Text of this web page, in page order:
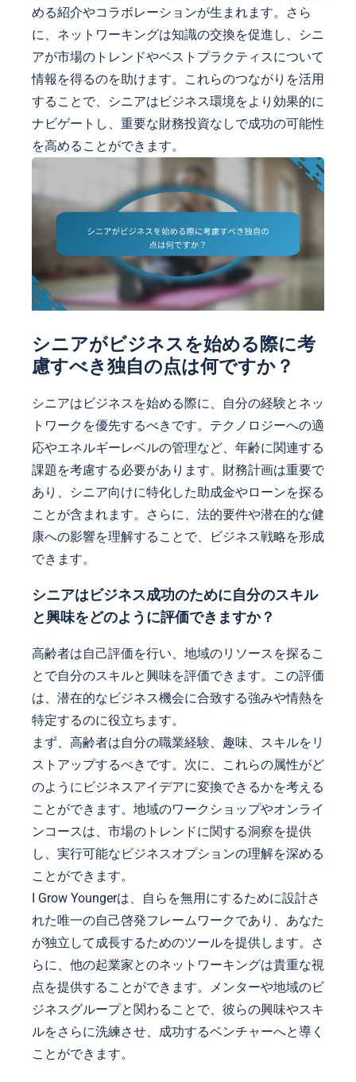
める紹介やコラボレーションが生まれます。さら
に、ネットワーキングは知識の交換を促進し、シニ
アが市場のトレンドやベストプラクティスについて
情報を得るのを助けます。これらのつながりを活用
することで、シニアはビジネス環境をより効果的に
ナビゲートし、重要な財務投資なしで成功の可能性
を高めることができます。
シニアがビジネスを始める際に考
慮すべき独自の点は何ですか？
シニアはビジネスを始める際に、自分の経験とネッ
トワークを優先するべきです。テクノロジーへの適
応やエネルギーレベルの管理など、年齢に関連する
課題を考慮する必要があります。財務計画は重要で
あり、シニア向けに特化した助成金やローンを探る
ことが含まれます。さらに、法的要件や潜在的な健
康への影響を理解することで、ビジネス戦略を形成
できます。
シニアはビジネス成功のために自分のスキル
と興味をどのように評価できますか？
高齢者は自己評価を行い、地域のリソースを探るこ
とで自分のスキルと興味を評価できます。この評価
は、潜在的なビジネス機会に合致する強みや情熱を
特定するのに役立ちます。
まず、高齢者は自分の職業経験、趣味、スキルをリ
ストアップするべきです。次に、これらの属性がど
のようにビジネスアイデアに変換できるかを考える
ことができます。地域のワークショップやオンライ
ンコースは、市場のトレンドに関する洞察を提供
し、実行可能なビジネスオプションの理解を深める
ことができます。
I Grow Youngerは、自らを無用にするために設計さ
れた唯一の自己啓発フレームワークであり、あなた
が独立して成長するためのツールを提供します。さ
らに、他の起業家とのネットワーキングは貴重な視
点を提供することができます。メンターや地域のビ
ジネスグループと関わることで、彼らの興味やスキ
ルをさらに洗練させ、成功するベンチャーへと導く
ことができます。